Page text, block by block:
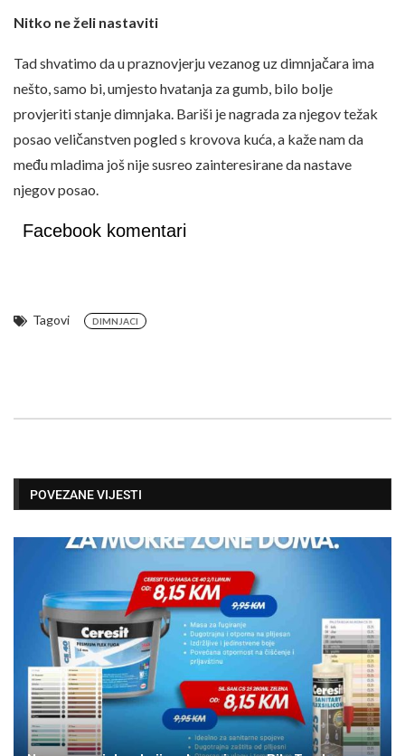
Nitko ne želi nastaviti
Tad shvatimo da u praznovjerju vezanog uz dimnjačara ima
nešto, samo bi, umjesto hvatanja za gumb, bilo bolje
provjeriti stanje dimnjaka. Bariši je nagrada za njegov težak
posao veličanstven pogled s krovova kuća, a kaže nam da
među mladima još nije susreo zainteresirane da nastave
njegov posao.
Facebook komentari
Tagovi DIMNJACI
POVEZANE VIJESTI